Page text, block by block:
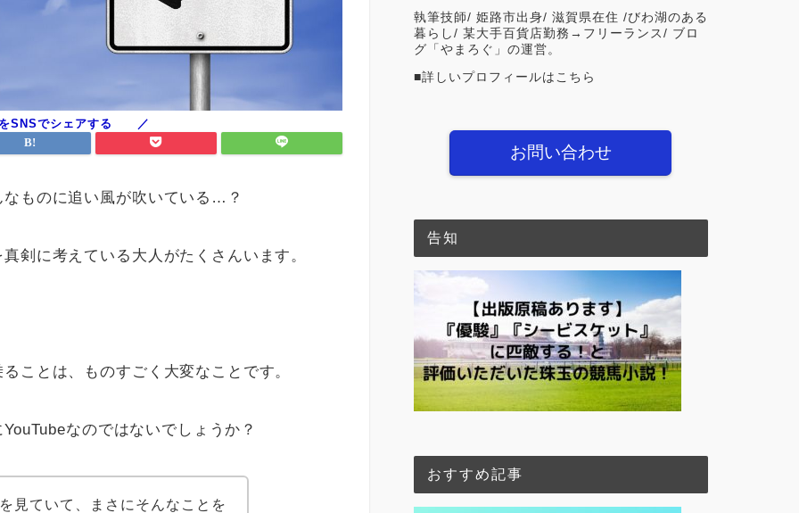
ものに追い風が吹いている…？
剣に考えている大人がたくさんいます。
ことは、ものすごく大変なことです。
なのではないでしょうか？
見ていて、まさにそんなことを
執筆技師/ 姫路市出身/ 滋賀県在住 /びわ湖のある
暮らし/ 某大手百貨店勤務→フリーランス/ ブロ
グ「やまろぐ」の運営。
■詳しいプロフィールはこちら
お問い合わせ
告知
おすすめ記事